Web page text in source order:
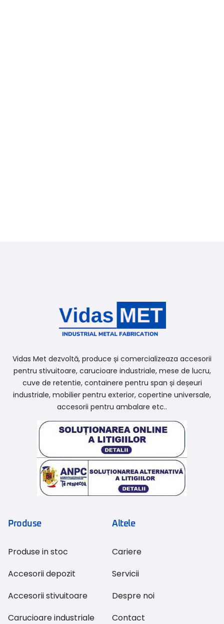
Vidas Met dezvoltă, produce și comercializeaza accesorii
pentru stivuitoare, carucioare industriale, mese de lucru,
cuve de retentie, containere pentru span și deșeuri
industriale, mobilier pentru exterior, copertine universale,
accesorii pentru ambalare etc..
Produse
Produse in stoc
Accesorii depozit
Accesorii stivuitoare
Carucioare industriale
Altele
Cariere
Servicii
Despre noi
Contact